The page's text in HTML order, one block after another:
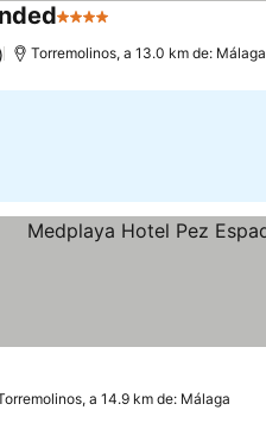
4 Estrellas
Torremolinos, a 13.0 km de: Málaga
a 14.9 km de: Málaga